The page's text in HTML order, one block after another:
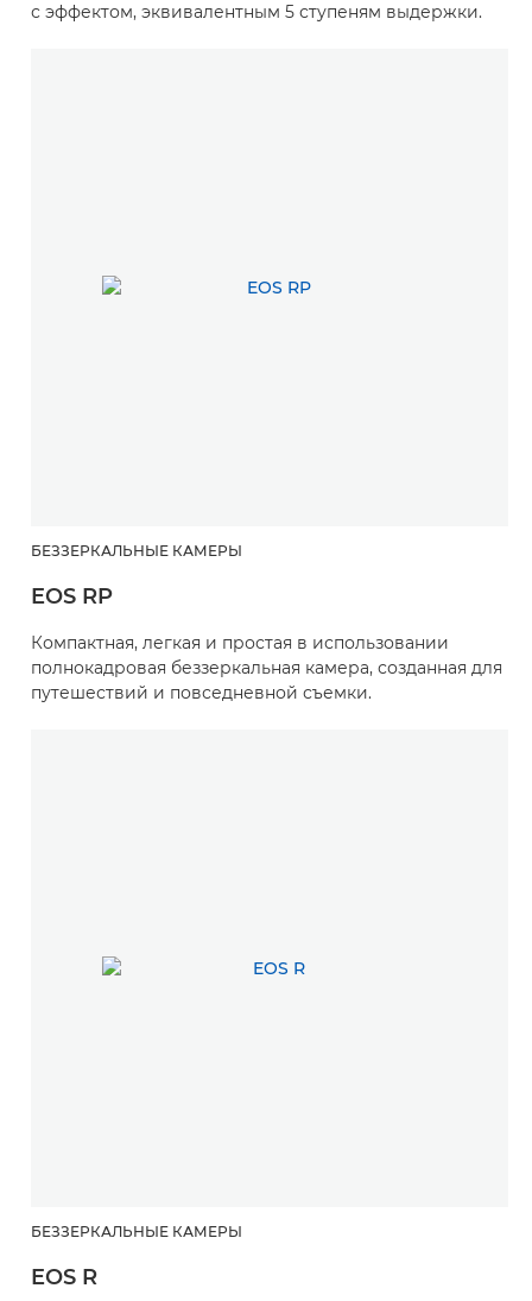
с эффектом, эквивалентным 5 ступеням выдержки.
БЕЗЗЕРКАЛЬНЫЕ КАМЕРЫ
EOS RP
Компактная, легкая и простая в использовании
полнокадровая беззеркальная камера, созданная для
путешествий и повседневной съемки.
БЕЗЗЕРКАЛЬНЫЕ КАМЕРЫ
EOS R